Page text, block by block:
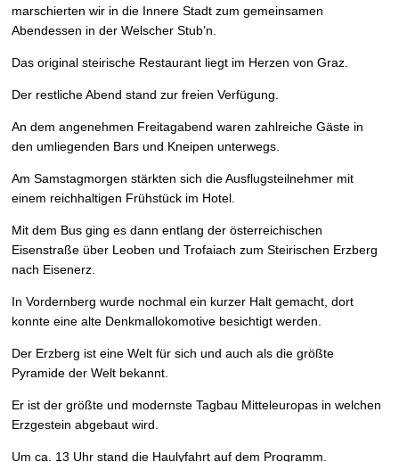
marschierten wir in die Innere Stadt zum gemeinsamen
Abendessen in der Welscher Stub’n.
Das original steirische Restaurant liegt im Herzen von Graz.
Der restliche Abend stand zur freien Verfügung.
An dem angenehmen Freitagabend waren zahlreiche Gäste in
den umliegenden Bars und Kneipen unterwegs.
Am Samstagmorgen stärkten sich die Ausflugsteilnehmer mit
einem reichhaltigen Frühstück im Hotel.
Mit dem Bus ging es dann entlang der österreichischen
Eisenstraße über Leoben und Trofaiach zum Steirischen Erzberg
nach Eisenerz.
In Vordernberg wurde nochmal ein kurzer Halt gemacht, dort
konnte eine alte Denkmallokomotive besichtigt werden.
Der Erzberg ist eine Welt für sich und auch als die größte
Pyramide der Welt bekannt.
Er ist der größte und modernste Tagbau Mitteleuropas in welchen
Erzgestein abgebaut wird.
Um ca. 13 Uhr stand die Haulyfahrt auf dem Programm.